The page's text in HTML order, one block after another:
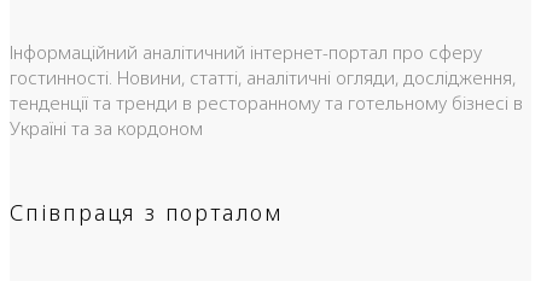
Інформаційний аналітичний інтернет-портал про сферу
гостинності. Новини, статті, аналітичні огляди, дослідження,
тенденції та тренди в ресторанному та готельному бізнесі в
Україні та за кордоном
Співпраця з порталом